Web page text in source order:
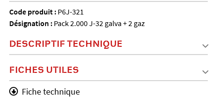
Code produit : P6J-321
Désignation : Pack 2.000 J-32 galva + 2 gaz
DESCRIPTIF TECHNIQUE
FICHES UTILES
Fiche technique